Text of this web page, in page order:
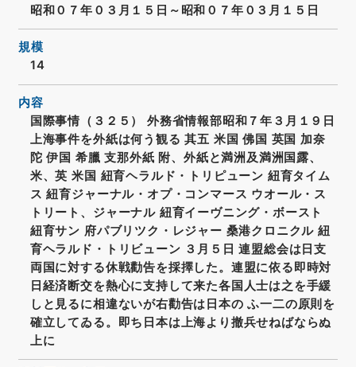
昭和０７年０３月１５日～昭和０７年０３月１５日
規模
14
内容
国際事情（３２５） 外務省情報部昭和７年３月１９日
上海事件を外紙は何う観る 其五 米国 佛国 英国 加奈
陀 伊国 希臘 支那外紙 附、外紙と満洲及満洲国露、
米、英 米国 紐育ヘラルド・トリピューン 紐育タイム
ス 紐育ジャーナル・オプ・コンマース ウオール・ス
トリート、ジャーナル 紐育イーヴニング・ボースト
紐育サン 府パブリツク・レジャー 桑港クロニクル 紐
育ヘラルド・トリビューン ３月５日 連盟総会は日支
両国に対する休戦勸告を採擇した。連盟に依る即時対
日経済断交を熱心に支持して来た各国人士は之を手緩
しと見るに相違ないが右勸告は日本の ふ一二の原則を
確立してゐる。即ち日本は上海より撤兵せねばならぬ
上に